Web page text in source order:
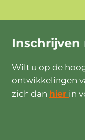
Inschrijven
Wilt u op de
ontwikkelingen
zich dan hier in